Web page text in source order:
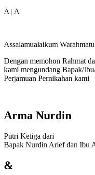
A | A
Assalamualaikum
Dengan memohon Rahmat
kami mengundang Bapak/
Perjamuan Pernikahan kami
Arma Nurdin
Putri Ketiga dari
Bapak Nurdin Arief dan Ibu
&